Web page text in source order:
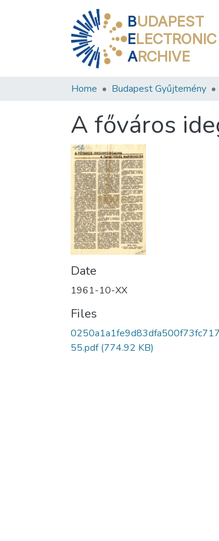
BUDAPEST
ELECTRONIC
ARCHIVE
Home Budapest Gyűjtemény
A főváros
Date
1961-10-XX
Files
55.pdf(774.92 KB)